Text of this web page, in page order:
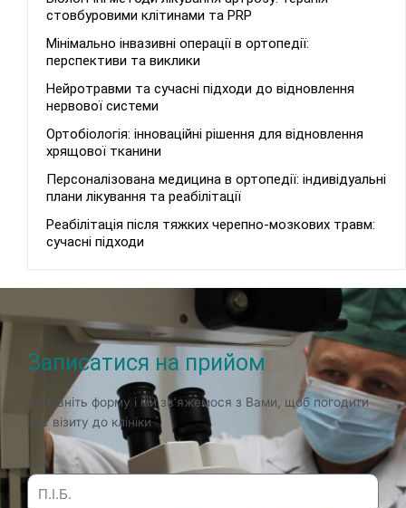
стовбуровими клітинами та PRP
Мінімально інвазивні операції в ортопедії:
перспективи та виклики
Нейротравми та сучасні підходи до відновлення
нервової системи
Ортобіологія: інноваційні рішення для відновлення
хрящової тканини
Персоналізована медицина в ортопедії: індивідуальні
плани лікування та реабілітації
Реабілітація після тяжких черепно-мозкових травм:
сучасні підходи
Записатися на прийом
Заповніть форму і ми зв’яжемося з Вами, щоб погодити
час візиту до клініки
Ім'я